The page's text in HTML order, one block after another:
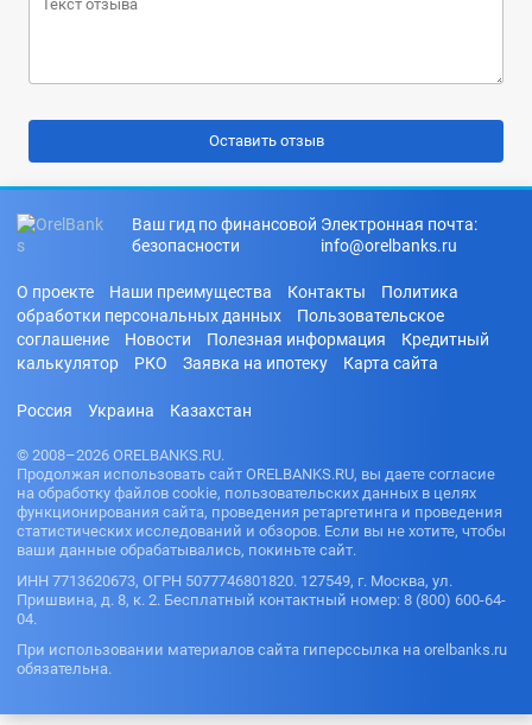
Ваш гид по финансовой
безопасности
Электронная почта:
info@orelbanks.ru
О проекте Наши преимущества Контакты
Политика
обработки персональных данных
Пользовательское
соглашение
Новости Полезная информация
Кредитный
калькулятор
РКО Заявка на ипотеку Карта сайта
Россия Украина Казахстан
© 2008–2026 ORELBANKS.RU.
Продолжая использовать сайт ORELBANKS.RU, вы даете согласие
на обработку файлов cookie, пользовательских данных в целях
функционирования сайта, проведения ретаргетинга и проведения
статистических исследований и обзоров. Если вы не хотите, чтобы
ваши данные обрабатывались, покиньте сайт.
ИНН 7713620673, ОГРН 5077746801820. 127549, г. Москва, ул.
Пришвина, д. 8, к. 2. Бесплатный контактный номер: 8 (800) 600-64-
04.
При использовании материалов сайта гиперссылка на orelbanks.ru
обязательна.